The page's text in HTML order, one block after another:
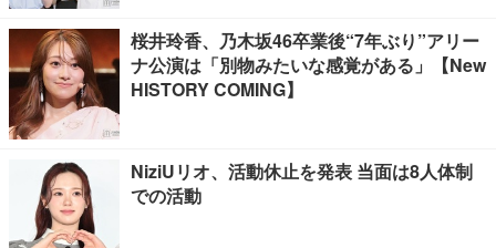
桜井玲香、乃木坂46卒業後“7年ぶり”アリー
ナ公演は「別物みたいな感覚がある」【New
HISTORY COMING】
NiziUリオ、活動休止を発表 当面は8人体制
での活動